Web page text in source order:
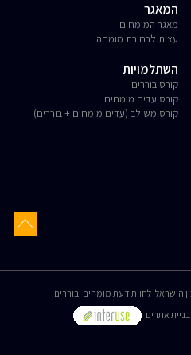
המאגר
מאגר המומחים
עצות לבחירת מומחה
השתלמויות
קורס בוררים
קורס עדים מומחים
קורס משולב (עדים מומחים + בוררים)
בניית אתרים